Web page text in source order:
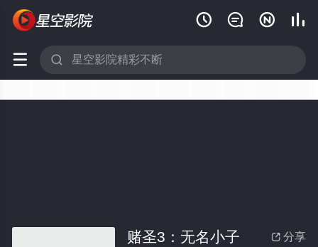
   
 
 分享
赌圣3：无名小子